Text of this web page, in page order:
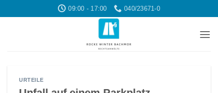
Inhalt
09:00 - 17:00 040/23671-0
URTEILE